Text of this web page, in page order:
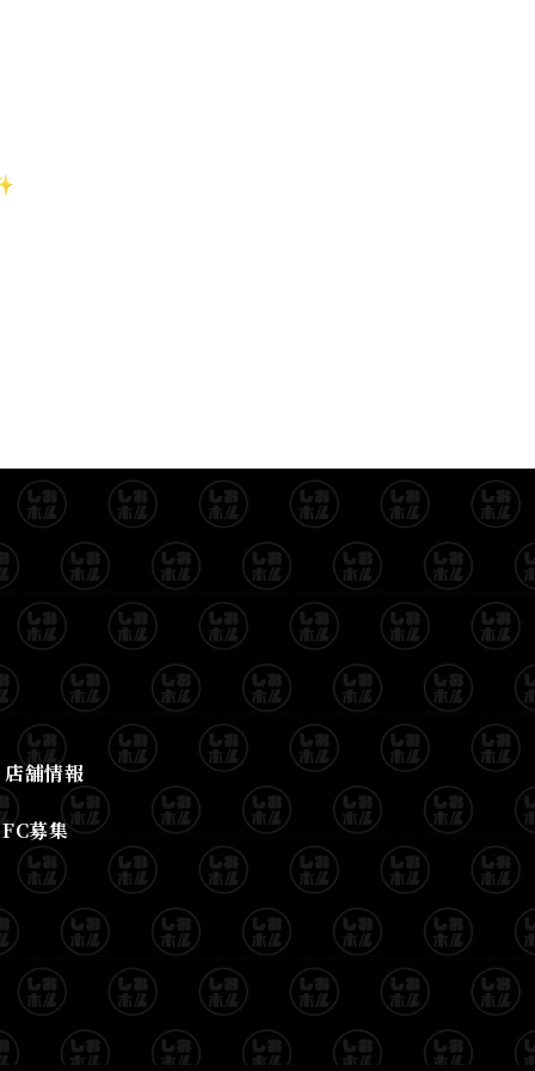
店舗情報
FC募集